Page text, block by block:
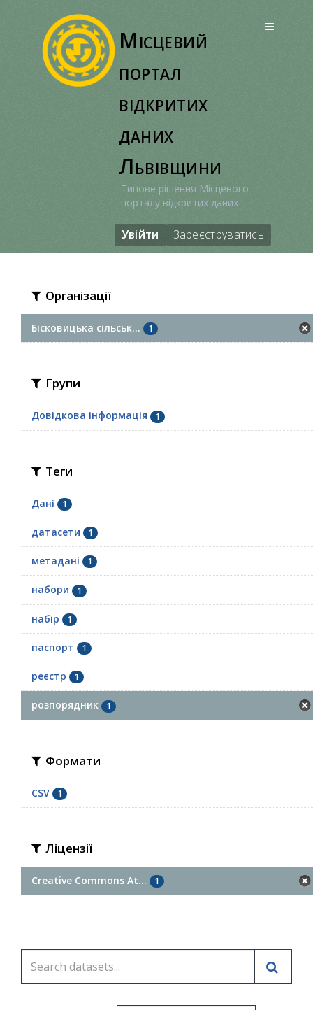
Місцевий
портал
відкритих
даних
Львівщини
Типове рішення Місцевого
порталу відкритих даних
Увійти Зареєструватись
Організації
Бісковицька сільськ... 1
Групи
Довідкова інформація 1
Теги
Дані 1
датасети 1
метадані 1
набори 1
набір 1
паспорт 1
реєстр 1
розпорядник 1
Формати
CSV 1
Ліцензії
Creative Commons At... 1